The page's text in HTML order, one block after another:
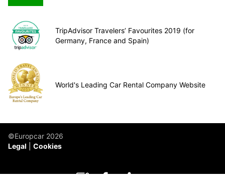
TripAdvisor Travelers’ Favourites 2019 (for
Germany, France and Spain)
World's Leading Car Rental Company Website
©Europcar 2026
Legal
Cookies